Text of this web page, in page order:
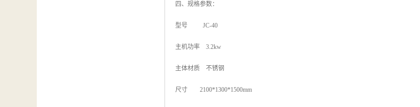
四、规格参数：
型号 JC-40
主机功率 3.2kw
主体材质 不锈钢
尺寸 2100*1300*1500mm